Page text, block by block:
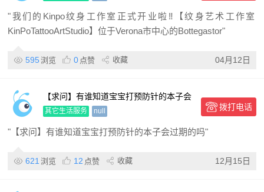
"我们的Kinpo纹身工作室正式开业啦‼️【纹身艺术工作室
KinPoTattooArtStudio】位于Verona市中心的Bottegastor"
595 浏览 0 点赞 收藏 04月12日
【求问】有谁知道宝宝打预防针的本子会
过期的吗
其它生活服务 null 拨打电话
"【求问】有谁知道宝宝打预防针的本子会过期的吗"
621 浏览 12 点赞 收藏 12月15日